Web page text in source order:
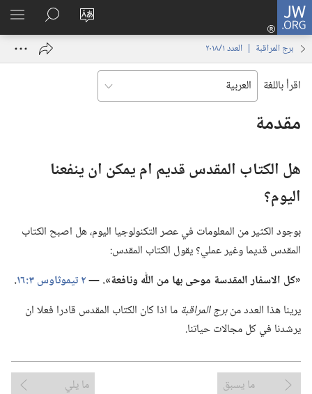
JW.ORG
تغيير
الموقع
تسجيل
الدخول
نافذة
البحث
في
JW.‎ORG
برج المراقبة | العدد ‏‎١‎/‏‎٢٠١٨‎
اقرأ باللغة
مقدمة
هل الكتاب المقدس قديم ام يمكن ان ينفعنا
اليوم؟‏
بوجود الكثير من المعلومات في عصر التكنولوجيا اليوم،‏ هل اصبح الكتاب
المقدس قديما وغير عملي؟‏ يقول الكتاب المقدس:‏
‏«كل الاسفار المقدسة موحى بها من اللّٰه ونافعة».‏ —‏٢ تيموثاوس ٣:‏١٦
‏.‏
يرينا هذا العدد منبرج المراقبة ما اذا كان الكتاب المقدس قادرا فعلا ان
يرشدنا في كل مجالات حياتنا.‏
ما يسبق ما يلي